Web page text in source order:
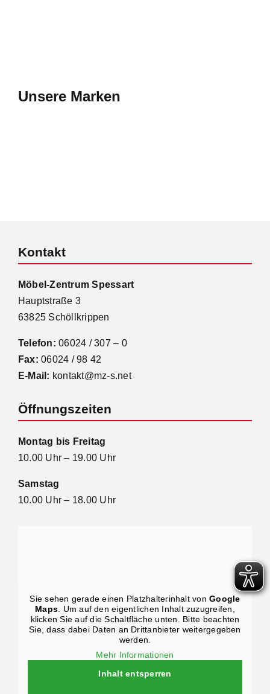
Unsere Marken
Sie sehen gerade einen Platzhalterinhalt vonGoogle
Maps . Um auf den eigentlichen Inhalt zuzugreifen,
klicken Sie auf die Schaltfläche unten. Bitte beachten
Sie, dass dabei Daten an Drittanbieter weitergegeben
werden.
Mehr Informationen
Inhalt entsperren
Kontakt
Möbel-Zentrum Spessart
Hauptstraße 3
63825 Schöllkrippen
Telefon: 06024 / 307 – 0
Fax: 06024 / 98 42
E-Mail: kontakt@mz-s.net
Öffnungszeiten
Montag bis Freitag
10.00 Uhr – 19.00 Uhr
Samstag
10.00 Uhr – 18.00 Uhr